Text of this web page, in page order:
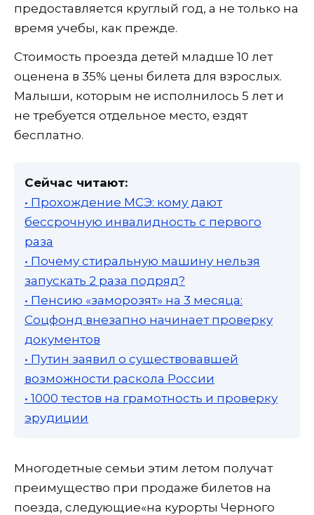
предоставляется круглый год, а не только на
время учебы, как прежде.
Стоимость проезда детей младше 10 лет
оценена в 35% цены билета для взрослых.
Малыши, которым не исполнилось 5 лет и
не требуется отдельное место, ездят
бесплатно.
Сейчас читают:
• Прохождение МСЭ: кому дают
бессрочную инвалидность с первого
раза
• Почему стиральную машину нельзя
запускать 2 раза подряд?
• Пенсию «заморозят» на 3 месяца:
Соцфонд внезапно начинает проверку
документов
• Путин заявил о существовавшей
возможности раскола России
• 1000 тестов на грамотность и проверку
эрудиции
Многодетные семьи этим летом получат
преимущество при продаже билетов на
поезда, следующие«на курорты Черного